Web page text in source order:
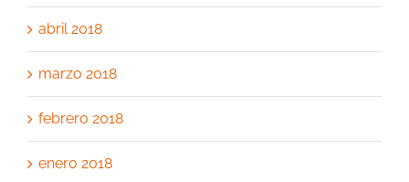
abril 2018
marzo 2018
febrero 2018
enero 2018